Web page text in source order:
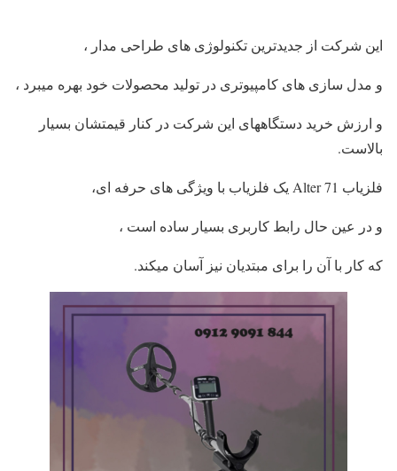
این شرکت از جدیدترین تکنولوژی های طراحی مدار ،
و مدل سازی های کامپیوتری در تولید محصولات خود بهره میبرد ،
و ارزش خرید دستگاههای این شرکت در کنار قیمتشان بسیار
بالاست.
فلزیاب Alter 71 یک فلزیاب با ویژگی های حرفه ای،
و در عین حال رابط کاربری بسیار ساده است ،
که کار با آن را برای مبتدیان نیز آسان میکند.